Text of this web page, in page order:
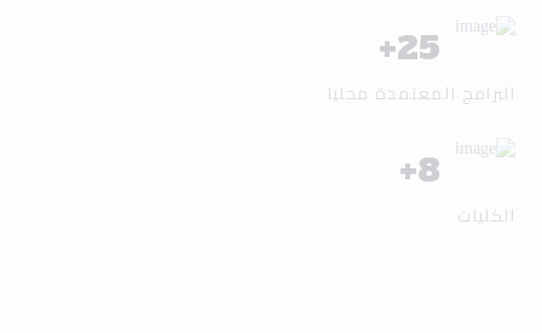
25
+
البرامج المعتمدة محليا
8
+
الكليات